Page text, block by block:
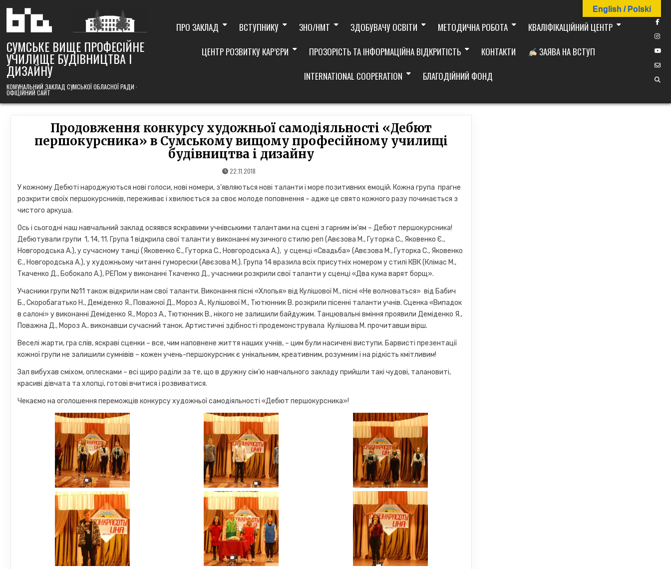
content
СУМСЬКЕ ВИЩЕ ПРОФЕСІЙНЕ
УЧИЛИЩЕ БУДІВНИЦТВА І
ДИЗАЙНУ
КОМУНАЛЬНИЙ ЗАКЛАД СУМСЬКОЇ ОБЛАСНОЇ РАДИ ·
ОФІЦІЙНИЙ САЙТ
ПРО ЗАКЛАД ВСТУПНИКУ ЗНО/НМТ ЗДОБУВАЧУ ОСВІТИ МЕТОДИЧНА РОБОТА
КВАЛІФІКАЦІЙНИЙ ЦЕНТР
ЦЕНТР РОЗВИТКУ КАР’ЄРИ
ПРОЗОРІСТЬ ТА ІНФОРМАЦІЙНА ВІДКРИТІСТЬ КОНТАКТИ
ЗАЯВА НА ВСТУП
INTERNATIONAL COOPERATION
БЛАГОДІЙНИЙ ФОНД
Продовження конкурсу художньої самодіяльності «Дебют
першокурсника» в Сумському вищому професійному училищі
будівництва і дизайну
22.11.2018
У кожному Дебюті народжуються нові голоси, нові номери, з’являються нові таланти і море позитивних емоцій. Кожна група прагне
розкрити своїх першокурсників, переживає і хвилюється за своє молоде поповнення – адже це свято кожного разу починається з
чистого аркуша.
Ось і сьогодні наш навчальний заклад осяявся яскравими учнівськими талантами на сцені з гарним ім’ям – Дебют першокурсника!
Дебютували групи 1, 14, 11. Група 1 відкрила свої таланти у виконанні музичного стилю реп (Авєзова М., Гуторка С., Яковенко Є.,
Новгородська А.), у сучасному танці (Яковенко Є., Гуторка С., Новгородська А.), у сценці «Свадьба» (Авєзова М., Гуторка С., Яковенко
Є., Новгородська А.), у художньому читанні гуморески (Авєзова М.). Група 14 вразила всіх присутніх номером у стилі КВК (Клімас М.,
Ткаченко Д., Бобокало А.), РЕПом у виконанні Ткаченко Д., учасники розкрили свої таланти у сценці «Два кума варят борщ».
Учасники групи №11 також відкрили нам свої таланти. Виконання пісні «Хлопья» від Кулішової М., пісні «Не волноваться» від Бабич
Б., Скоробагатько Н., Деміденко Я., Поважної Д., Мороз А., Кулішової М., Тютюнник В. розкрили пісенні таланти учнів. Сценка «Випадок
в салоні» у виконанні Деміденко Я., Мороз А., Тютюнник В., нікого не залишили байдужим. Танцювальні вміння проявили Деміденко Я.,
Поважна Д., Мороз А.. виконавши сучасний танок. Артистичні здібності продемонструвала Кулішова М. прочитавши вірш.
Веселі жарти, гра слів, яскраві сценки – все, чим наповнене життя наших учнів, – цим були насичені виступи. Барвисті презентації
кожної групи не залишили сумнівів – кожен учень-першокурсник є унікальним, креативним, розумним і на рідкість кмітливим!
Зал вибухав сміхом, оплесками – всі щиро раділи за те, що в дружну сім’ю навчального закладу прийшли такі чудові, талановиті,
красиві дівчата та хлопці, готові вчитися і розвиватися.
Чекаємо на оголошення переможців конкурсу художньої самодіяльності «Дебют першокурсника»!
English / Polski